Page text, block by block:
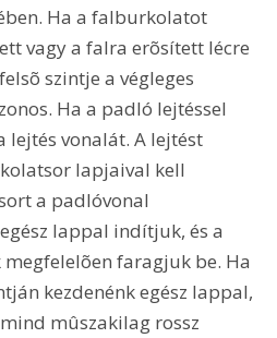
Ha a falburkolatot
vagy a falra erõsített lécre
szintje a végleges
Ha a padló lejtéssel
lejtés vonalát. A lejtést
lapjaival kell
a padlóvonal
lappal indítjuk, és a
faragjuk be. Ha
kezdenénk egész lappal,
mûszakilag rossz